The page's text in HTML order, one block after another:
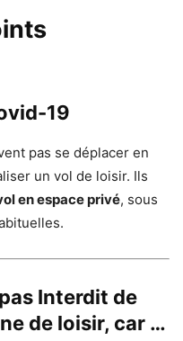
19
pas se déplacer en
un vol de loisir. Ils
en espace privé, sous
Interdit de
de loisir, car …